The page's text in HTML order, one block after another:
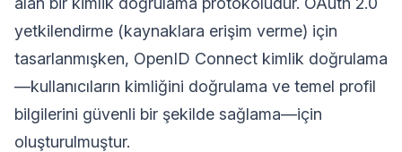
yetkilendirme (kaynaklara erişim verme) için
tasarlanmışken, OpenID Connect kimlik doğrulama
—kullanıcıların kimliğini doğrulama ve temel profil
bilgilerini güvenli bir şekilde sağlama—için
oluşturulmuştur.